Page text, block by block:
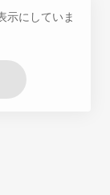
示にしていま